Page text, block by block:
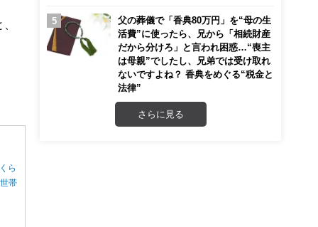
ら
帯
父の葬儀で「香典80万円」を“母の生
活費”に使ったら、兄から「相続財産
だから分けろ」と言われ困惑…“喪主
は母親”でしたし、兄弟では受け取れ
ないですよね？ 香典をめぐる“税金と
法律”
さらに見る